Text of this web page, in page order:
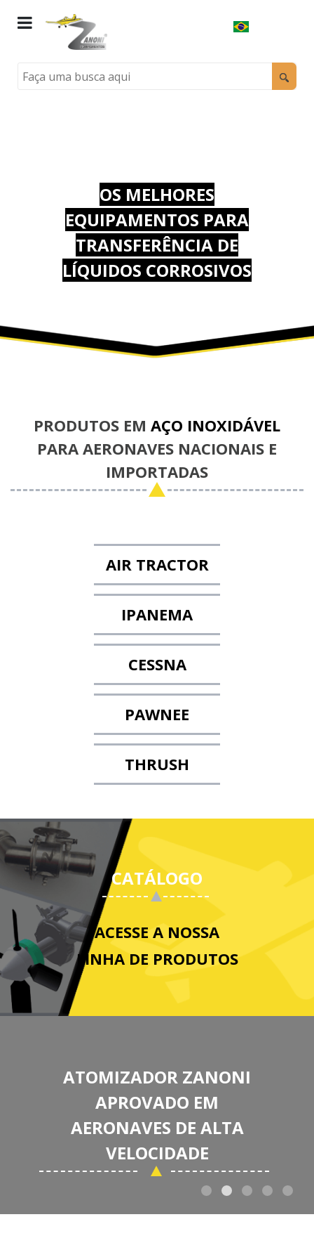
OS MELHORES
EQUIPAMENTOS PARA
TRANSFERÊNCIA DE
LÍQUIDOS CORROSIVOS
PRODUTOS EM AÇO INOXIDÁVEL
PARA AERONAVES NACIONAIS E
IMPORTADAS
AIR TRACTOR
IPANEMA
CESSNA
PAWNEE
THRUSH
CATÁLOGO
ACESSE A NOSSA
LINHA DE PRODUTOS
ATOMIZADOR ZANONI
APROVADO EM
AERONAVES DE ALTA
VELOCIDADE